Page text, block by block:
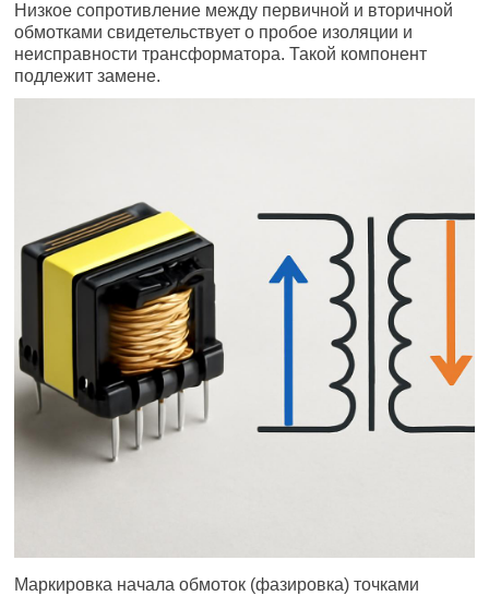
Низкое сопротивление между первичной и вторичной
обмотками свидетельствует о пробое изоляции и
неисправности трансформатора. Такой компонент
подлежит замене.
Маркировка начала обмоток (фазировка) точками